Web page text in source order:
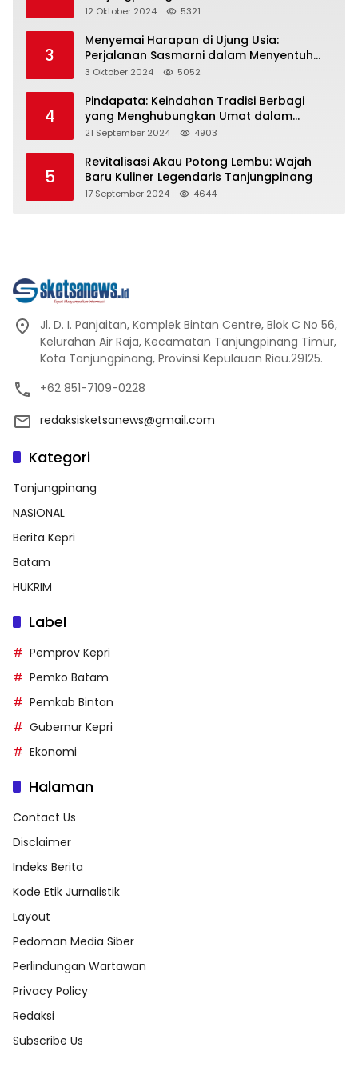
Representasi
12 Oktober 2024 5321
3
Menyemai Harapan di Ujung Usia:
Perjalanan Sasmarni dalam Menyentuh
Hati dan Jiwa
3 Oktober 2024 5052
4
Pindapata: Keindahan Tradisi Berbagi
yang Menghubungkan Umat dalam
Spiritualitas dan Kebersamaan dalam
21 September 2024 4903
5
Revitalisasi Akau Potong Lembu: Wajah
Baru Kuliner Legendaris Tanjungpinang
17 September 2024 4644
Jl. D. I. Panjaitan, Komplek Bintan Centre, Blok C No 56,
Kelurahan Air Raja, Kecamatan Tanjungpinang Timur,
Kota Tanjungpinang, Provinsi Kepulauan Riau.29125.
+62 851-7109-0228
redaksisketsanews@gmail.com
Kategori
Tanjungpinang
NASIONAL
Berita Kepri
Batam
HUKRIM
Label
Pemprov Kepri
Pemko Batam
Pemkab Bintan
Gubernur Kepri
Ekonomi
Halaman
Contact Us
Disclaimer
Indeks Berita
Kode Etik Jurnalistik
Layout
Pedoman Media Siber
Perlindungan Wartawan
Privacy Policy
Redaksi
Subscribe Us